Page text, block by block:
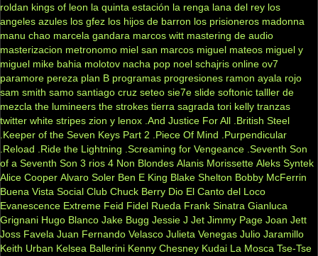
roldan kings of leon la quinta estación la renga lana del rey los
angeles azules los gfez los hijos de barron los prisioneros madonna
manu chao marcela gandara marcos witt mastering de audio
masterizacion metronomo miel san marcos miguel mateos miguel y
miguel mike bahia molotov nacha pop noel schajris online ov7
paramore pereza plan B programas progresiones ramon ayala rojo
sam smith samo santiago cruz seteo sie7e slide softonic talller de
mezcla the lumineers the strokes tierra sagrada tori kelly tranzas
twitter white stripes zion y lenox .And Justice For All .British Steel
.Keeper of the Seven Keys Part 2
.Piece Of Mind
.Purpendicular
.Reload
.Ride the Lightning .Screaming for Vengeance .Seventh Son
of a Seventh Son 3 rios 4 Non Blondes Alanis Morissette Aleks Syntek
Alice Cooper Alvaro Soler Ben E King Blake Shelton Bobby McFerrin
Buena Vista Social Club Chuck Berry Dio El Canto del Loco
Evanescence Extreme Feid Fidel Rueda Frank Sinatra Gianluca
Grignani Hugo Blanco Jake Bugg Jessie J Jet Jimmy Page Joan Jett
Joss Favela Juan Fernando Velasco Julieta Venegas Julio Jaramillo
Keith Urban Kelsea Ballerini Kenny Chesney Kudai La Mosca Tse-Tse